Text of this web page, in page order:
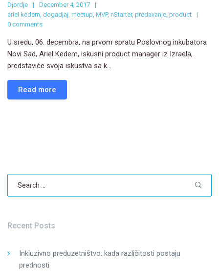
Djordje
December 4, 2017
ariel kedem dogadjaj meetup MVP, nStarter, predavanje product
0 comments
U sredu, 06. decembra, na prvom spratu Poslovnog inkubatora
Novi Sad, Ariel Kedem, iskusni product manager iz Izraela,
predstaviće svoja iskustva sa k...
Read more
Recent Posts
Inkluzivno preduzetništvo: kada različitosti postaju
prednosti